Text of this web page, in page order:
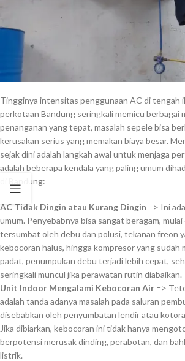
Tingginya intensitas penggunaan AC di tengah
perkotaan Bandung seringkali memicu berbagai
penanganan yang tepat, masalah sepele bisa
kerusakan serius yang memakan biaya besar.
sejak dini adalah langkah awal untuk menjaga
adalah beberapa kendala yang paling umum
di Bandung:
AC Tidak Dingin atau Kurang Dingin => Ini
umum. Penyebabnya bisa sangat beragam,
tersumbat oleh debu dan polusi, tekanan freon
kebocoran halus, hingga kompresor yang sudah
padat, penumpukan debu terjadi lebih cepat,
seringkali muncul jika perawatan rutin diabaikan.
Unit Indoor Mengalami Kebocoran Air =>
adalah tanda adanya masalah pada saluran
disebabkan oleh penyumbatan lendir atau
Jika dibiarkan, kebocoran ini tidak hanya
berpotensi merusak dinding, perabotan, dan
listrik.